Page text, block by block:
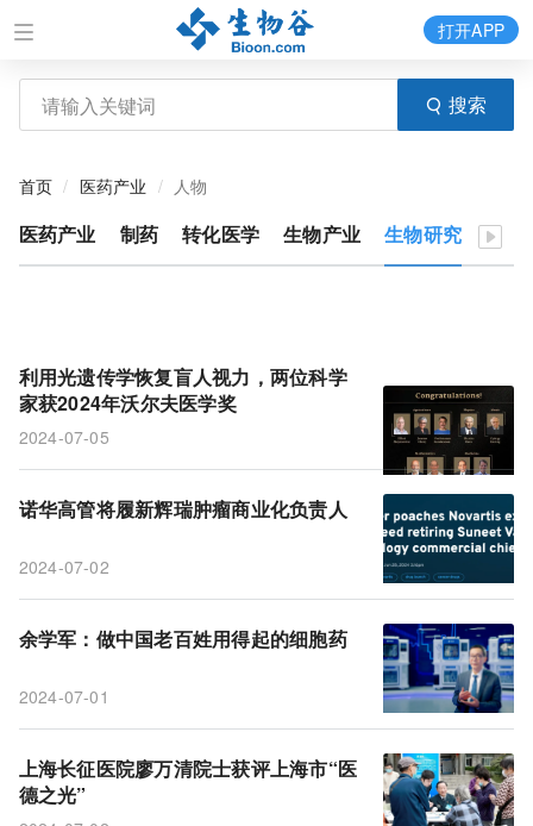
搜索
打开APP
首页 医药产业 人物
医药产业 制药 转化医学 生物产业 生物研究 医疗
利用光遗传学恢复盲人视力，两位科学
家获2024年沃尔夫医学奖
2024-07-05
诺华高管将履新辉瑞肿瘤商业化负责人
2024-07-02
余学军：做中国老百姓用得起的细胞药
2024-07-01
上海长征医院廖万清院士获评上海市“医
德之光”